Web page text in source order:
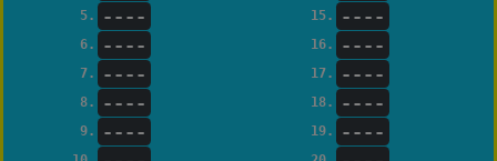
5. ---- 15. ----
6. ---- 16. ----
7. ---- 17. ----
8. ---- 18. ----
9. ---- 19. ----